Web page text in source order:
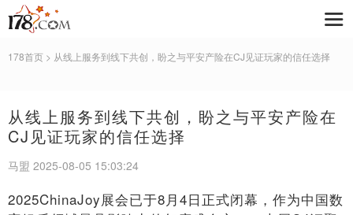
178首页 > 从线上服务到线下共创，盼之与平安产险在CJ见证玩家的信任选择
从线上服务到线下共创，盼之与平安产险在
CJ见证玩家的信任选择
马盟 2025-08-05 15:03:24
2025ChinaJoy展会已于8月4日正式闭幕，作为中国数